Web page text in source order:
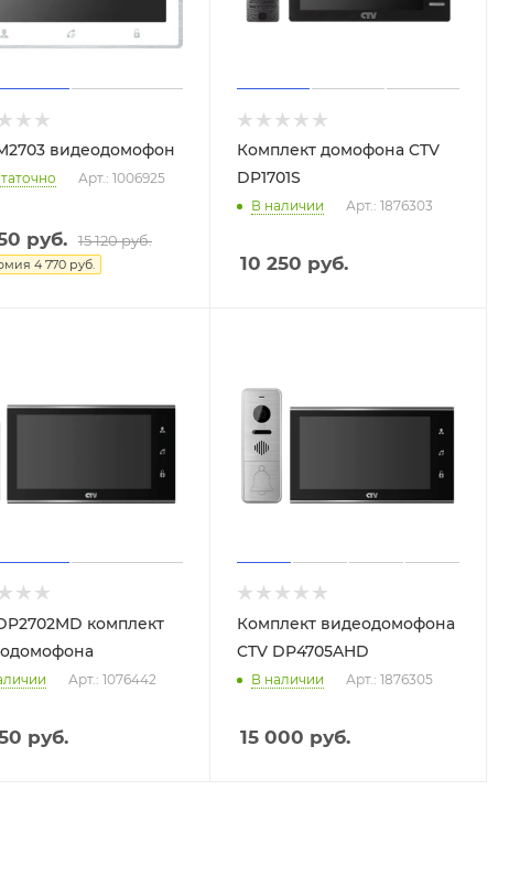
видеодомофон
Арт.: 1006925
руб. 15 120руб.
4 770 руб.
Комплект домофона CTV
DP1701S
В наличии Арт.: 1876303
10 250 руб.
комплект
Арт.: 1076442
руб.
Комплект видеодомофона
CTV DP4705AHD
В наличии Арт.: 1876305
15 000 руб.